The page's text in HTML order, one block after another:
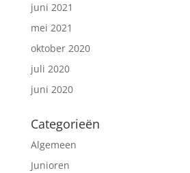
juni 2021
mei 2021
oktober 2020
juli 2020
juni 2020
Categorieën
Algemeen
Junioren